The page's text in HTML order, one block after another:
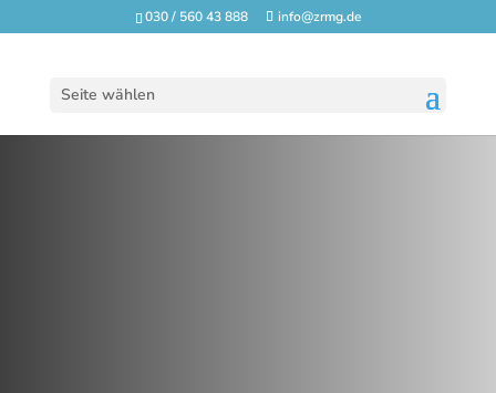
030 / 560 43 888 info@zrmg.de
Seite wählen